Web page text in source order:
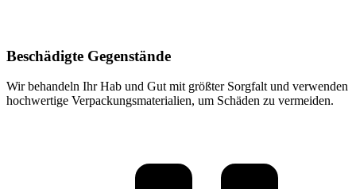
Beschädigte Gegenstände
Wir behandeln Ihr Hab und Gut mit größter Sorgfalt und verwenden
hochwertige Verpackungsmaterialien, um Schäden zu vermeiden.